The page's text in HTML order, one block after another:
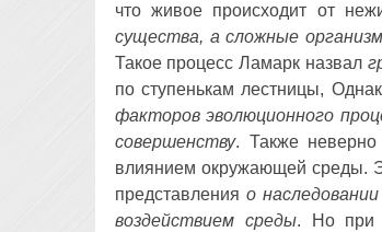
что живое происходит от
существа, а сложные
Такое процесс Ламарк назвал
по ступенькам лестницы,
факторов эволюционного
совершенству. Также
влиянием окружающей среды.
представления о
воздействием среды. Но при